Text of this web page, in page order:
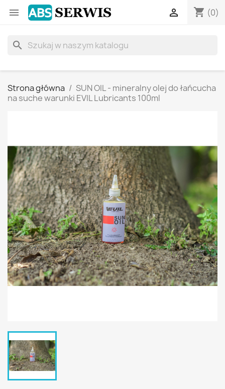
 shopping_cart (0)

search
Strona główna
SUN OIL - mineralny olej do łańcucha
na suche warunki EVIL Lubricants 100ml